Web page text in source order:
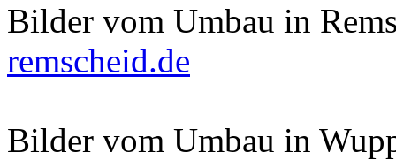
Bilder vom Umbau in
remscheid.de
Bilder vom Umbau in